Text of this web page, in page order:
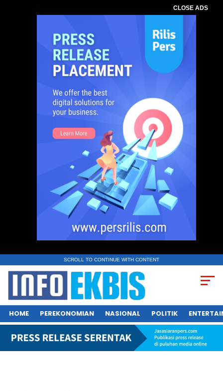
CLOSE ADS
SCROLL TO CONTINUE WITH CONTENT
HOME PEREKONOMIAN NASIONAL POLITIK